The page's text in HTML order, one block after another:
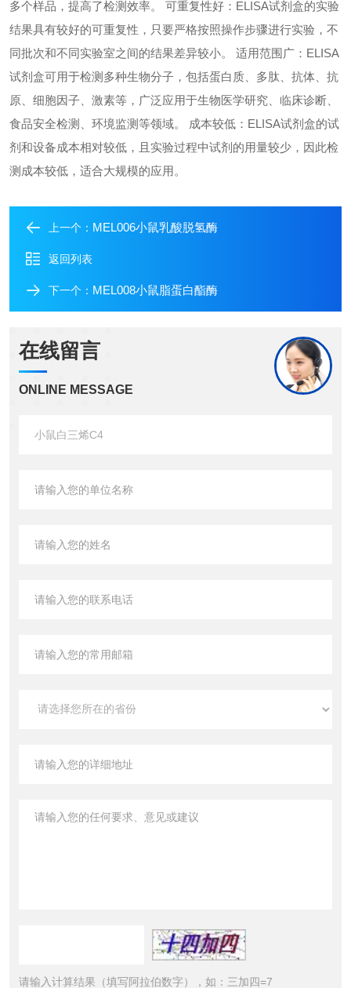
多个样品，提高了检测效率。 可重复性好：ELISA试剂盒的实验
结果具有较好的可重复性，只要严格按照操作步骤进行实验，不
同批次和不同实验室之间的结果差异较小。 适用范围广：ELISA
试剂盒可用于检测多种生物分子，包括蛋白质、多肽、抗体、抗
原、细胞因子、激素等，广泛应用于生物医学研究、临床诊断、
食品安全检测、环境监测等领域。 成本较低：ELISA试剂盒的试
剂和设备成本相对较低，且实验过程中试剂的用量较少，因此检
测成本较低，适合大规模的应用。
上一个： MEL006小鼠乳酸脱氢酶
返回列表
下一个： MEL008小鼠脂蛋白酯酶
在线留言
ONLINE MESSAGE
请输入计算结果（填写阿拉伯数字），如：三加四=7